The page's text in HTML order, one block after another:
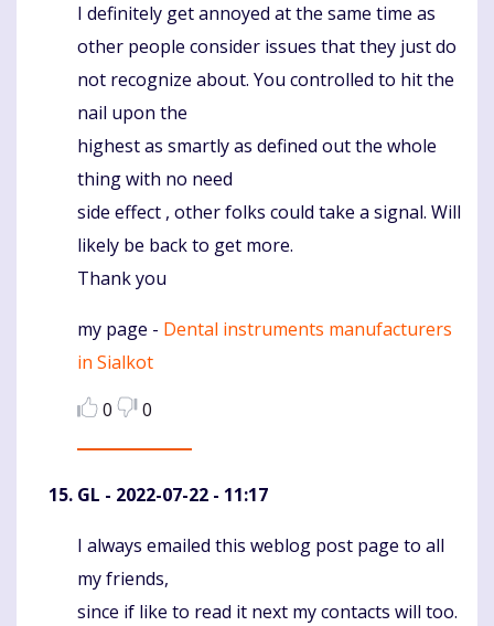
I definitely get annoyed at the same time as
other people consider issues that they just do
not recognize about. You controlled to hit the
nail upon the
highest as smartly as defined out the whole
thing with no need
side effect , other folks could take a signal. Will
likely be back to get more.
Thank you
my page - Dental instruments manufacturers
in Sialkot
0
0
GL - 2022-07-22 - 11:17
Komentaras
I always emailed this weblog post page to all
my friends,
since if like to read it next my contacts will too.